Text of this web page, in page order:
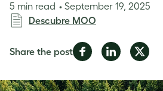
5 min read
September 19, 2025
Descubre MOO
Share the postShare
Facebook
Share
LinkedIn
Share
Twitter